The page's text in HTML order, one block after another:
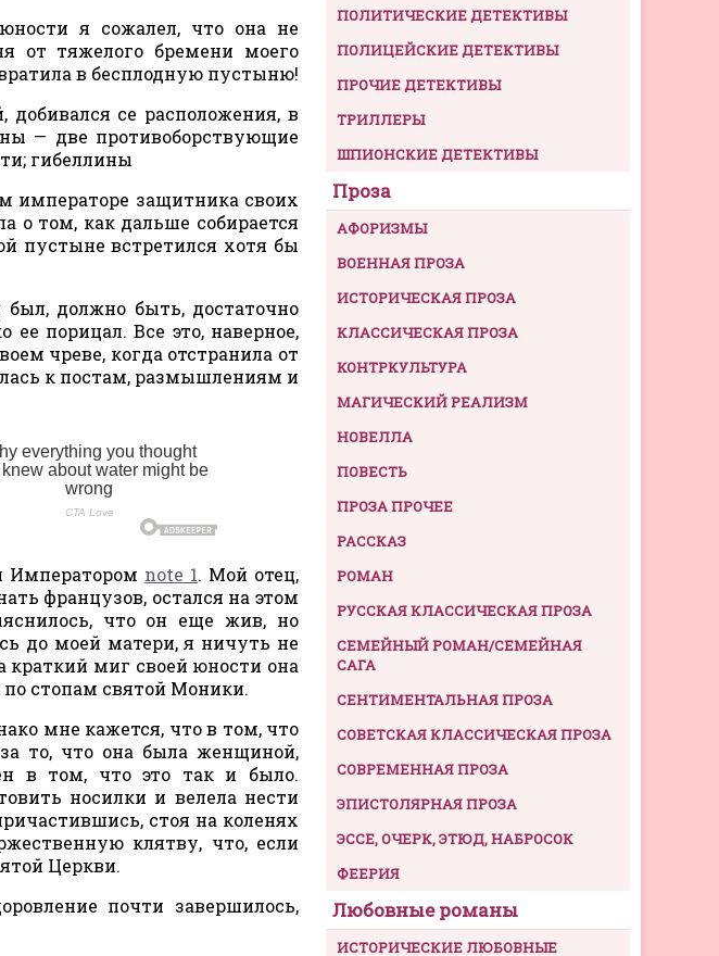
я сожалел, что она не
от тяжелого бремени моего
в бесплодную пустыню!
се расположения, в
— две противоборствующие
гибеллины
императоре защитника своих
о том, как дальше собирается
пустыне встретился хотя бы
должно быть, достаточно
порицал. Все это, наверное,
чреве, когда отстранила от
к постам, размышлениям и
Императором note 1. Мой отец,
французов, остался на этом
что он еще жив, но
до моей матери, я ничуть не
краткий миг своей юности она
по стопам святой Моники.
мне кажется, что в том, что
то, что она была женщиной,
в том, что это так и было.
носилки и велела нести
стоя на коленях
клятву, что, если
Церкви.
почти завершилось,
ПОЛИТИЧЕСКИЕ ДЕТЕКТИВЫ
ПОЛИЦЕЙСКИЕ ДЕТЕКТИВЫ
ПРОЧИЕ ДЕТЕКТИВЫ
ТРИЛЛЕРЫ
ШПИОНСКИЕ ДЕТЕКТИВЫ
Проза
АФОРИЗМЫ
ВОЕННАЯ ПРОЗА
ИСТОРИЧЕСКАЯ ПРОЗА
КЛАССИЧЕСКАЯ ПРОЗА
КОНТРКУЛЬТУРА
МАГИЧЕСКИЙ РЕАЛИЗМ
НОВЕЛЛА
ПОВЕСТЬ
ПРОЗА ПРОЧЕЕ
РАССКАЗ
РОМАН
РУССКАЯ КЛАССИЧЕСКАЯ ПРОЗА
СЕМЕЙНЫЙ РОМАН/СЕМЕЙНАЯ
САГА
СЕНТИМЕНТАЛЬНАЯ ПРОЗА
СОВЕТСКАЯ КЛАССИЧЕСКАЯ ПРОЗА
СОВРЕМЕННАЯ ПРОЗА
ЭПИСТОЛЯРНАЯ ПРОЗА
ЭССЕ, ОЧЕРК, ЭТЮД, НАБРОСОК
ФЕЕРИЯ
Любовные романы
ИСТОРИЧЕСКИЕ ЛЮБОВНЫЕ